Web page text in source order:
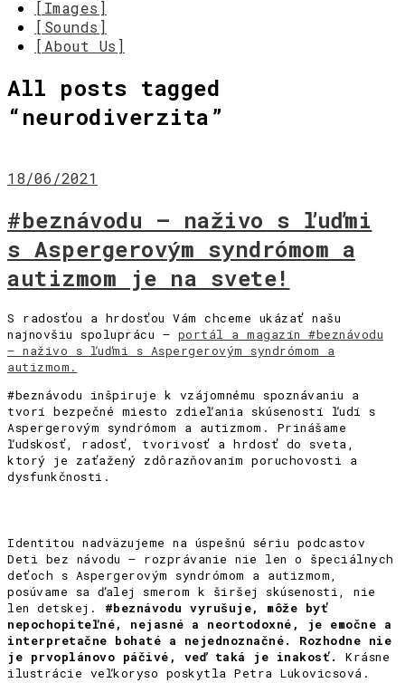
[Images]
[Sounds]
[About Us]
All posts tagged
“neurodiverzita”
18/06/2021
#beznávodu – naživo s ľuďmi
s Aspergerovým syndrómom a
autizmom je na svete!
S radosťou a hrdosťou Vám chceme ukázať našu
najnovšiu spoluprácu – portál a magazín #beznávodu
– naživo s ľuďmi s Aspergerovým syndrómom a
autizmom.
#beznávodu inšpiruje k vzájomnému spoznávaniu a
tvorí bezpečné miesto zdieľania skúseností ľudí s
Aspergerovým syndrómom a autizmom. Prinášame
ľudskosť, radosť, tvorivosť a hrdosť do sveta,
ktorý je zaťažený zdôrazňovaním poruchovosti a
dysfunkčnosti.
Identitou nadväzujeme na úspešnú sériu podcastov
Deti bez návodu – rozprávanie nie len o špeciálnych
deťoch s Aspergerovým syndrómom a autizmom,
posúvame sa ďalej smerom k širšej skúsenosti, nie
len detskej. #beznávodu vyrušuje, môže byť
nepochopiteľné, nejasné a neortodoxné, je emočne a
interpretačne bohaté a nejednoznačné. Rozhodne nie
je prvoplánovo páčivé, veď taká je inakosť. Krásne
ilustrácie veľkoryso poskytla Petra Lukovicsová.